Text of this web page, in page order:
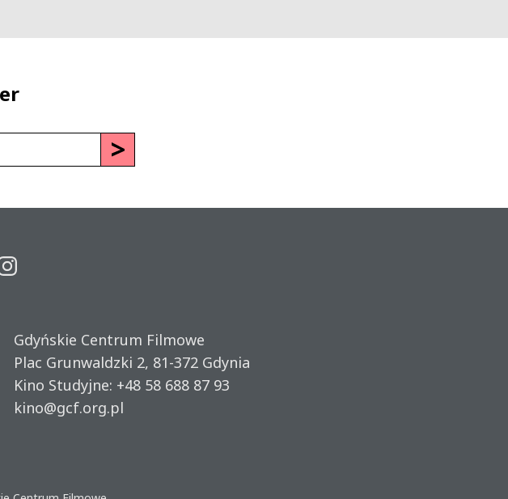
Gdyńskie Centrum Filmowe
Plac Grunwaldzki 2, 81-372 Gdynia
Kino Studyjne: +48 58 688 87 93
kino@gcf.org.pl